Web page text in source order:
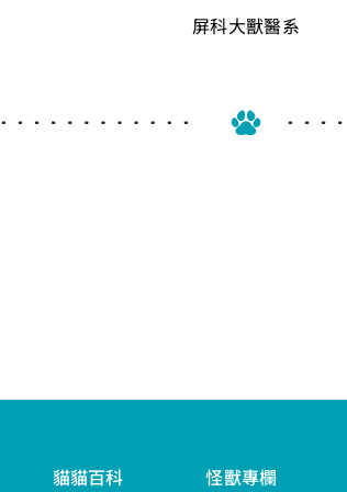
屏科大獸醫系
貓貓百科 怪獸專欄